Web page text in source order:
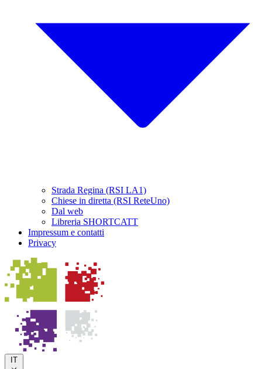
Strada Regina (RSI LA1)
Chiese in diretta (RSI ReteUno)
Dal web
Libreria SHORTCATT
Impressum e contatti
Privacy
IT